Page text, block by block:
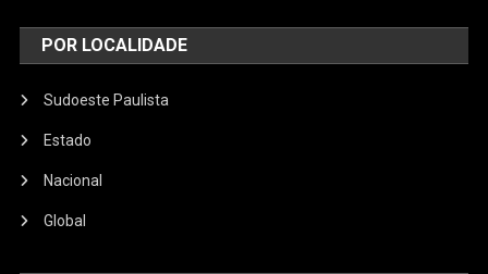
POR LOCALIDADE
Sudoeste Paulista
Estado
Nacional
Global